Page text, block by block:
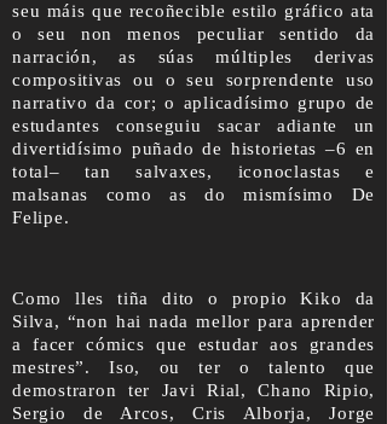
seu máis que recoñecible estilo gráfico ata
o seu non menos peculiar sentido da
narración, as súas múltiples derivas
compositivas ou o seu sorprendente uso
narrativo da cor; o aplicadísimo grupo de
estudantes conseguiu sacar adiante un
divertidísimo puñado de historietas –6 en
total– tan salvaxes, iconoclastas e
malsanas como as do mismísimo De
Felipe.
Como lles tiña dito o propio Kiko da
Silva, “non hai nada mellor para aprender
a facer cómics que estudar aos grandes
mestres”. Iso, ou ter o talento que
demostraron ter Javi Rial, Chano Ripio,
Sergio de Arcos, Cris Alborja, Jorge